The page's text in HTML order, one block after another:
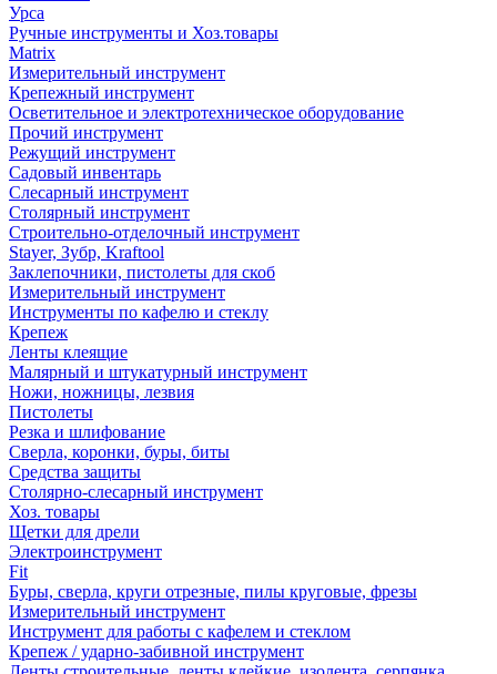
Урса
Ручные инструменты и Хоз.товары
Matrix
Измерительный инструмент
Крепежный инструмент
Осветительное и электротехническое оборудование
Прочий инструмент
Режущий инструмент
Садовый инвентарь
Слесарный инструмент
Столярный инструмент
Строительно-отделочный инструмент
Stayer, Зубр, Kraftool
Заклепочники, пистолеты для скоб
Измерительный инструмент
Инструменты по кафелю и стеклу
Крепеж
Ленты клеящие
Малярный и штукатурный инструмент
Ножи, ножницы, лезвия
Пистолеты
Резка и шлифование
Сверла, коронки, буры, биты
Средства защиты
Столярно-слесарный инструмент
Хоз. товары
Щетки для дрели
Электроинструмент
Fit
Буры, сверла, круги отрезные, пилы круговые, фрезы
Измерительный инструмент
Инструмент для работы с кафелем и стеклом
Крепеж / ударно-забивной инструмент